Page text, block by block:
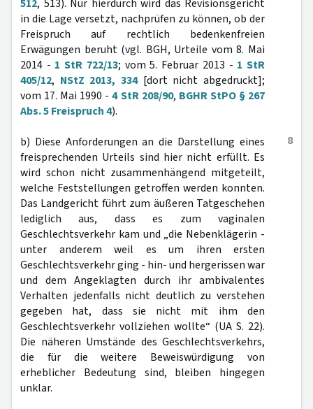
512, 513). Nur hierdurch wird das Revisionsgericht
in die Lage versetzt, nachprüfen zu können, ob der
Freispruch auf rechtlich bedenkenfreien
Erwägungen beruht (vgl. BGH, Urteile vom 8. Mai
2014 - 1 StR 722/13; vom 5. Februar 2013 - 1 StR
405/12, NStZ 2013, 334[dort nicht abgedruckt];
vom 17. Mai 1990 -4 StR 208/90, BGHR StPO § 267
Abs. 5 Freispruch 4).
8
b) Diese Anforderungen an die Darstellung eines
freisprechenden Urteils sind hier nicht erfüllt. Es
wird schon nicht zusammenhängend mitgeteilt,
welche Feststellungen getroffen werden konnten.
Das Landgericht führt zum äußeren Tatgeschehen
lediglich aus, dass es zum vaginalen
Geschlechtsverkehr kam und „die Nebenklägerin -
unter anderem weil es um ihren ersten
Geschlechtsverkehr ging - hin- und hergerissen war
und dem Angeklagten durch ihr ambivalentes
Verhalten jedenfalls nicht deutlich zu verstehen
gegeben hat, dass sie nicht mit ihm den
Geschlechtsverkehr vollziehen wollte“ (UA S. 22).
Die näheren Umstände des Geschlechtsverkehrs,
die für die weitere Beweiswürdigung von
erheblicher Bedeutung sind, bleiben hingegen
unklar.